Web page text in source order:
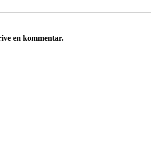
en kommentar.